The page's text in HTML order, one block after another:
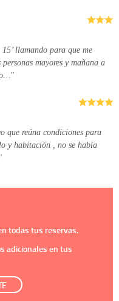
llamando para que me
mayores y mañana a
que reúna condiciones para
y habitación , no se había
todas tus reservas.
adicionales en tus